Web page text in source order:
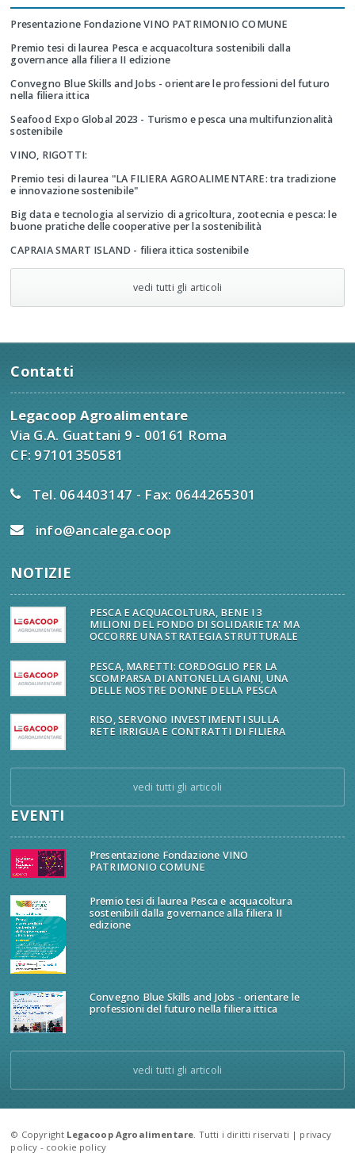
Presentazione Fondazione VINO PATRIMONIO COMUNE
Premio tesi di laurea Pesca e acquacoltura sostenibili dalla
governance alla filiera II edizione
Convegno Blue Skills and Jobs - orientare le professioni del futuro
nella filiera ittica
Seafood Expo Global 2023 - Turismo e pesca una multifunzionalità
sostenibile
VINO, RIGOTTI:
Premio tesi di laurea "LA FILIERA AGROALIMENTARE: tra tradizione
e innovazione sostenibile"
Big data e tecnologia al servizio di agricoltura, zootecnia e pesca: le
buone pratiche delle cooperative per la sostenibilità
CAPRAIA SMART ISLAND - filiera ittica sostenibile
vedi tutti gli articoli
Contatti
Legacoop Agroalimentare
Via G.A. Guattani 9 - 00161 Roma
CF: 97101350581
Tel. 064403147 - Fax: 0644265301
info@ancalega.coop
NOTIZIE
PESCA E ACQUACOLTURA, BENE I 3
MILIONI DEL FONDO DI SOLIDARIETA' MA
OCCORRE UNA STRATEGIA STRUTTURALE
PESCA, MARETTI: CORDOGLIO PER LA
SCOMPARSA DI ANTONELLA GIANI, UNA
DELLE NOSTRE DONNE DELLA PESCA
RISO, SERVONO INVESTIMENTI SULLA
RETE IRRIGUA E CONTRATTI DI FILIERA
vedi tutti gli articoli
EVENTI
Presentazione Fondazione VINO
PATRIMONIO COMUNE
Premio tesi di laurea Pesca e acquacoltura
sostenibili dalla governance alla filiera II
edizione
Convegno Blue Skills and Jobs - orientare le
professioni del futuro nella filiera ittica
vedi tutti gli articoli
© Copyright Legacoop Agroalimentare . Tutti i diritti riservati | privacy
policy - cookie policy